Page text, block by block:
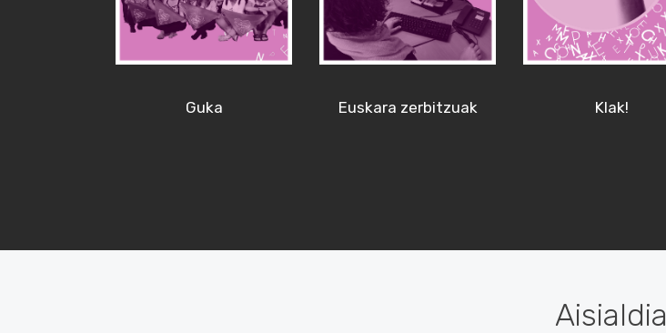
Guka Euskara zerbitzuak Klak!
Aisialdia